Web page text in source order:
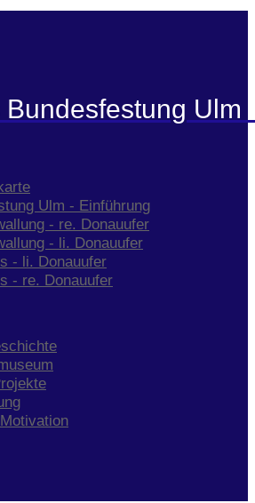
Ulm
Ulm - Einführung
- re. Donauufer
- li. Donauufer
- li. Donauufer
- re. Donauufer